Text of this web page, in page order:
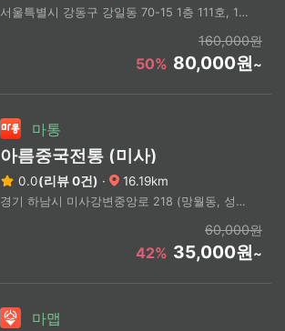
서울특별시 강동구 강일동 70-15 1층 111호, 112호
160,000원
50% 80,000원~
마통
아름중국전통 (미사)
0.0(리뷰 0건) · 16.19km
경기 하남시 미사강변중앙로 218 (망월동, 성산타워)
60,000원
42% 35,000원~
마맵